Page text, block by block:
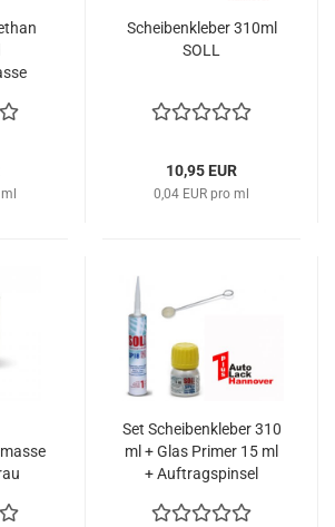
Scheibenkleber 310ml
SOLL
10,95 EUR
0,04 EUR pro ml
Set Scheibenkleber 310
ml + Glas Primer 15 ml
+ Auftragspinsel